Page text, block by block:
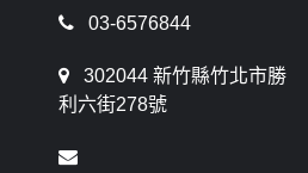
03-6576844
302044 新竹縣竹北市勝
利六街278號